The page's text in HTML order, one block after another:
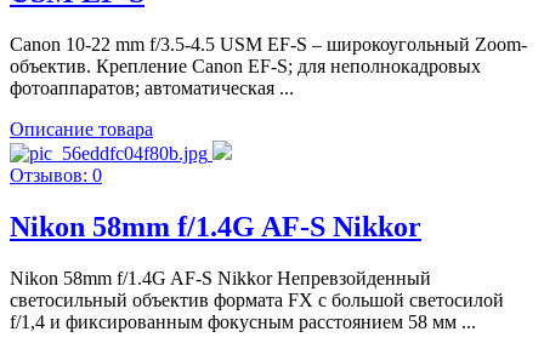
Canon 10-22 mm f/3.5-4.5 USM EF-S – широкоугольный Zoom-
объектив. Крепление Canon EF-S; для неполнокадровых
фотоаппаратов; автоматическая ...
Описание товара
Отзывов: 0
Nikon 58mm f/1.4G AF-S Nikkor
Nikon 58mm f/1.4G AF-S Nikkor Непревзойденный
светосильный объектив формата FX с большой светосилой
f/1,4 и фиксированным фокусным расстоянием 58 мм ...